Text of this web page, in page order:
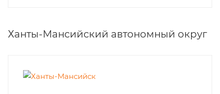
Ханты-Мансийский автономный округ